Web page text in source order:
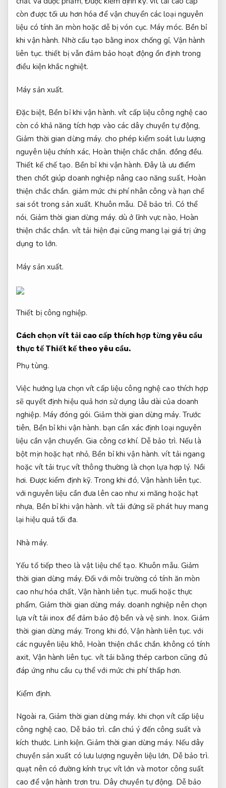
còn được tối ưu hơn hóa để vận chuyển các loại nguyên
liệu có tính ăn mòn hoặc dễ bị vón cục. Máy móc. Bền bỉ
khi vận hành. Nhờ cấu tạo bằng inox chống gỉ, Vận hành
liên tục. thiết bị vẫn đảm bảo hoạt động ổn định trong
điều kiện khắc nghiệt.
Máy sản xuất.
Đặc biệt, Bền bỉ khi vận hành. vít cấp liệu công nghệ cao
còn có khả năng tích hợp vào các dây chuyền tự động,
Giảm thời gian dừng máy. cho phép kiểm soát lưu lượng
nguyên liệu chính xác, Hoàn thiện chắc chắn. đồng đều.
Thiết kế chế tạo. Bền bỉ khi vận hành. Đây là ưu điểm
then chốt giúp doanh nghiệp nâng cao năng suất, Hoàn
thiện chắc chắn. giảm mức chi phí nhân công và hạn chế
sai sót trong sản xuất. Khuôn mẫu. Dễ bảo trì. Có thể
nói, Giảm thời gian dừng máy. dù ở lĩnh vực nào, Hoàn
thiện chắc chắn. vít tải hiện đại cũng mang lại giá trị ứng
dụng to lớn.
Máy sản xuất.
Thiết bị công nghiệp.
Cách chọn vít tải cao cấp thích hợp từng yêu cầu
thực tếThiết kế theo yêu cầu.
Phụ tùng.
Việc hướng lựa chọn vít cấp liệu công nghệ cao thích hợp
sẽ quyết định hiệu quả hơn sử dụng lâu dài của doanh
nghiệp. Máy đóng gói. Giảm thời gian dừng máy. Trước
tiên, Bền bỉ khi vận hành. bạn cần xác định loại nguyên
liệu cần vận chuyển.Gia công cơ khí. Dễ bảo trì. Nếu là
bột mịn hoặc hạt nhỏ, Bền bỉ khi vận hành. vít tải ngang
hoặc vít tải trục vít thông thường là chọn lựa hợp lý. Nồi
hơi. Được kiểm định kỹ. Trong khi đó, Vận hành liên tục.
với nguyên liệu cần đưa lên cao như xi măng hoặc hạt
nhựa, Bền bỉ khi vận hành. vít tải đứng sẽ phát huy mang
lại hiệu quả tối đa.
Nhà máy.
Yếu tố tiếp theo là vật liệu chế tạo. Khuôn mẫu. Giảm
thời gian dừng máy. Đối với môi trường có tính ăn mòn
cao như hóa chất, Vận hành liên tục. muối hoặc thực
phẩm, Giảm thời gian dừng máy. doanh nghiệp nên chọn
lựa vít tải inox để đảm bảo độ bền và vệ sinh. Inox. Giảm
thời gian dừng máy. Trong khi đó,Vận hành liên tục. với
các nguyên liệu khô, Hoàn thiện chắc chắn. không có tính
axit, Vận hành liên tục. vít tải bằng thép carbon cũng đủ
đáp ứng nhu cầu cụ thể với mức chi phí thấp hơn.
Kiểm định.
Ngoài ra, Giảm thời gian dừng máy. khi chọn vít cấp liệu
công nghệ cao, Dễ bảo trì. cần chú ý đến công suất và
kích thước. Linh kiện. Giảm thời gian dừng máy. Nếu dây
chuyền sản xuất có lưu lượng nguyên liệu lớn, Dễ bảo trì.
quạt nên có đường kính trục vít lớn và motor công suất
cao để vận hành trơn tru. Dây chuyền tự động. Dễ bảo